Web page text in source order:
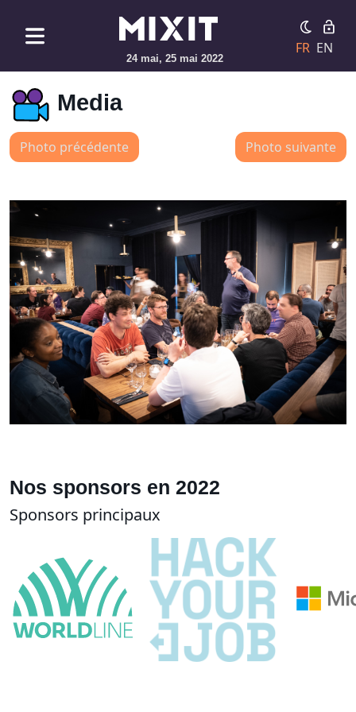
24 mai, 25 mai 2022
FR EN
Media
Photo précédente Photo suivante
Nos sponsors en 2022
Sponsors principaux